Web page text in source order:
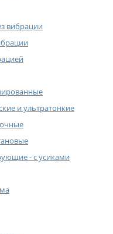
вибрации
и ультратонкие
- с усиками